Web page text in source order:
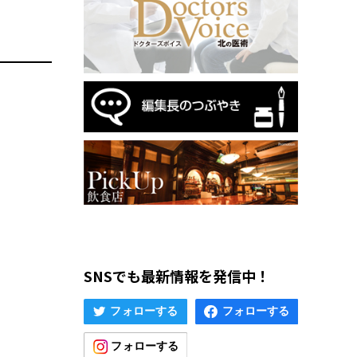
SNSでも最新情報を発信中！